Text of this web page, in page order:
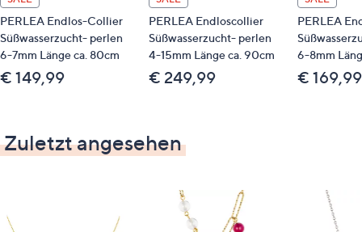
PERLEA Endlos-Collier
Süßwasserzucht- perlen
6-7mm Länge ca. 80cm
€ 149,99
PERLEA Endloscollier
Süßwasserzucht- perlen
4-15mm Länge ca. 90cm
€ 249,99
PERLEA
6-8mm
€ 169,99
Zuletzt angesehen